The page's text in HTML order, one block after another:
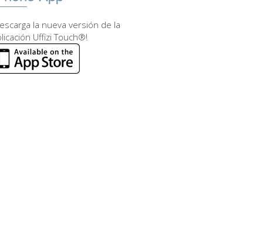
la nueva versión de la
Uffizi Touch®!